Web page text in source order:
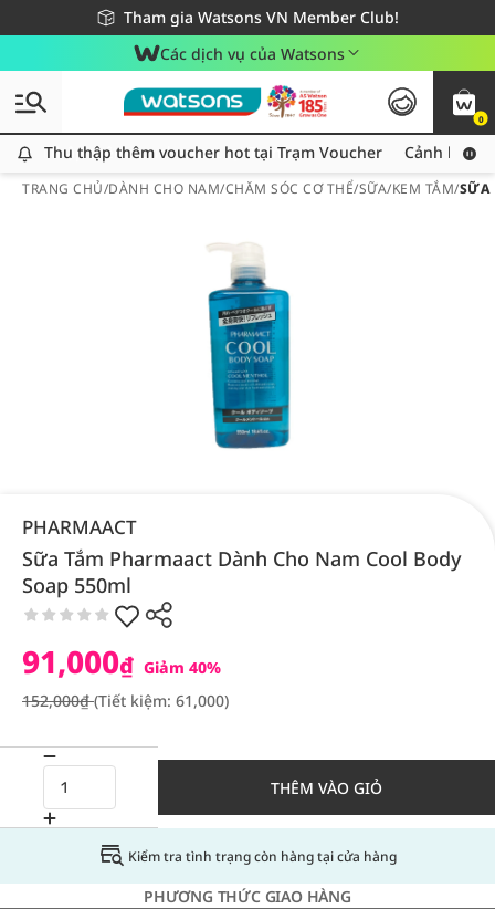
Tham gia Watsons VN Member Club!
Miễn phí giao hàng cho đơn hàng từ 249,000Đ
Giao hàng nhanh 24h - Áp dụng khu vực TP. Hồ Chí Minh
Các dịch vụ của Watsons
0
Thu thập thêm voucher hot tại Trạm Voucher
Thu thập thêm voucher hot tại Trạm Voucher Cảnh báo
TRANG CHỦ/DÀNH CHO NAM/CHĂM SÓC CƠ THỂ/SỮA/KEM TẮM/SỮA
PHARMAACT
Sữa Tắm Pharmaact Dành Cho Nam Cool Body
Soap 550ml
91,000₫ Giảm 40%
152,000₫(Tiết kiệm: 61,000)
THÊM VÀO GIỎ
Kiểm tra tình trạng còn hàng tại cửa hàng
PHƯƠNG THỨC GIAO HÀNG